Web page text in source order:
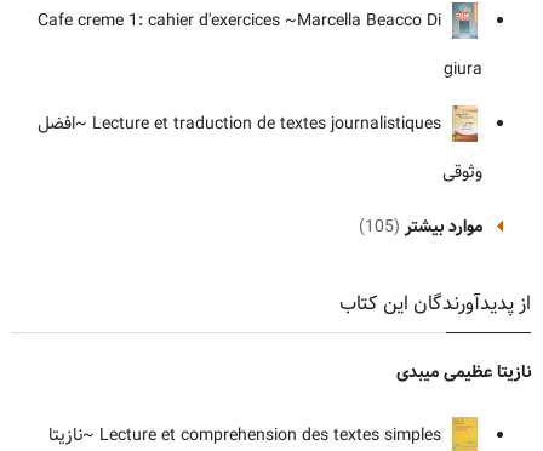
~Marcella Beacco Di
giura
~افضل
وثوقی
موارد بیشتر (105)
از پدیدآورندگان این کتاب
نازیتا عظیمی میبدی
~نازیتا